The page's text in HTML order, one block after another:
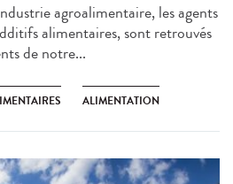
agroalimentaire, les agents
alimentaires, sont retrouvés
de notre...
ALIMENTATION